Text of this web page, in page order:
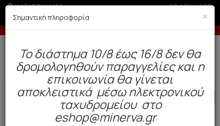
ΚΑΤΑΣΤΗΜΑΤΑ GR|EN|SRB
-5% σε παραγγελίες άνω των 200€ σε περίοδο εκπτώσεων
Δωρεάν αποστολή άνω των 49€. Παράδοση σε 3-5 εργάσιμες.
Γυναίκα Πυτζάμες / Νυχτικά Χειμωνιάτικες
HOT
×
Σημαντική πληροφορία
To διάστημα 10/8 έως 16/8 δεν θα
δρομολογηθούν παραγγελίες και η
επικοινωνία θα γίνεται
αποκλειστικά μέσω ηλεκτρονικού
ταχυδρομείου στο
eshop@minerva.gr